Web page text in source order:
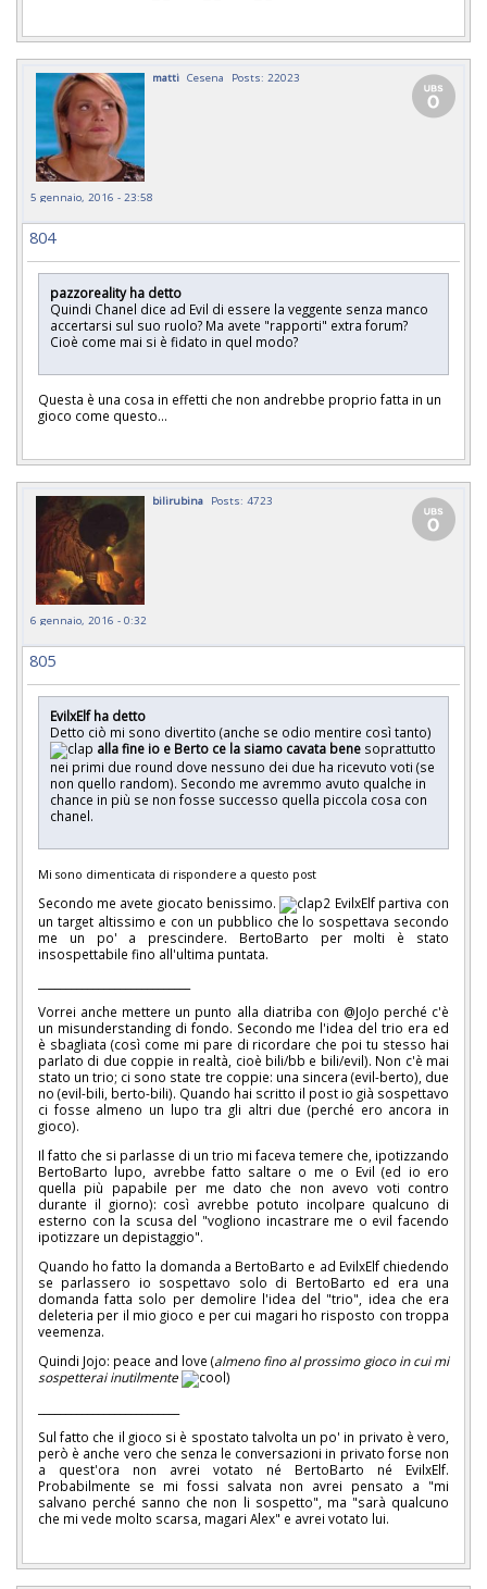
matti Cesena Posts: 22023
5 gennaio, 2016 - 23:58
804
pazzoreality ha detto
Quindi Chanel dice ad Evil di essere la veggente senza manco
accertarsi sul suo ruolo? Ma avete "rapporti" extra forum?
Cioè come mai si è fidato in quel modo?
Questa è una cosa in effetti che non andrebbe proprio fatta in un
gioco come questo...
bilirubina Posts: 4723
6 gennaio, 2016 - 0:32
805
EvilxElf ha detto
Detto ciò mi sono divertito (anche se odio mentire così tanto)
alla fine io e Berto ce la siamo cavata bene soprattutto
nei primi due round dove nessuno dei due ha ricevuto voti (se
non quello random). Secondo me avremmo avuto qualche in
chance in più se non fosse successo quella piccola cosa con
chanel.
Mi sono dimenticata di rispondere a questo post
Secondo me avete giocato benissimo.
EvilxElf partiva con
un target altissimo e con un pubblico che lo sospettava secondo
me un po' a prescindere. BertoBarto per molti è stato
insospettabile fino all'ultima puntata.
Vorrei anche mettere un punto alla diatriba con @JoJo perché c'è
un misunderstanding di fondo. Secondo me l'idea del trio era ed
è sbagliata (così come mi pare di ricordare che poi tu stesso hai
parlato di due coppie in realtà, cioè bili/bb e bili/evil). Non c'è mai
stato un trio; ci sono state tre coppie: una sincera (evil-berto), due
no (evil-bili, berto-bili). Quando hai scritto il post io già sospettavo
ci fosse almeno un lupo tra gli altri due (perché ero ancora in
gioco).
Il fatto che si parlasse di un trio mi faceva temere che, ipotizzando
BertoBarto lupo, avrebbe fatto saltare o me o Evil (ed io ero
quella più papabile per me dato che non avevo voti contro
durante il giorno): così avrebbe potuto incolpare qualcuno di
esterno con la scusa del "vogliono incastrare me o evil facendo
ipotizzare un depistaggio".
Quando ho fatto la domanda a BertoBarto e ad EvilxElf chiedendo
se parlassero io sospettavo solo di BertoBarto ed era una
domanda fatta solo per demolire l'idea del "trio", idea che era
deleteria per il mio gioco e per cui magari ho risposto con troppa
veemenza.
Quindi Jojo: peace and love (almeno fino al prossimo gioco in cui mi
sospetterai inutilmente
)
Sul fatto che il gioco si è spostato talvolta un po' in privato è vero,
però è anche vero che senza le conversazioni in privato forse non
a quest'ora non avrei votato né BertoBarto né EvilxElf.
Probabilmente se mi fossi salvata non avrei pensato a "mi
salvano perché sanno che non li sospetto", ma "sarà qualcuno
che mi vede molto scarsa, magari Alex" e avrei votato lui.